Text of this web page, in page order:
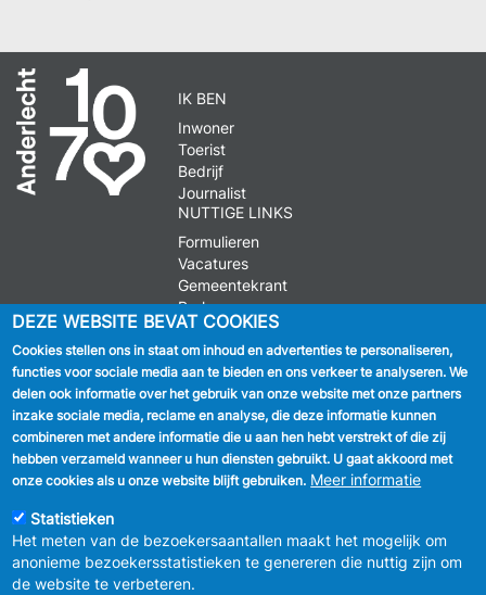
IK BEN
Inwoner
Toerist
Bedrijf
Journalist
NUTTIGE LINKS
Formulieren
Vacatures
Gemeentekrant
Parkeren
VOLG ONS
Facebook
Linkedin
Instagram
DEZE WEBSITE BEVAT COOKIES
Cookies stellen ons in staat om inhoud en advertenties te personaliseren,
functies voor sociale media aan te bieden en ons verkeer te analyseren. We
delen ook informatie over het gebruik van onze website met onze partners
inzake sociale media, reclame en analyse, die deze informatie kunnen
combineren met andere informatie die u aan hen hebt verstrekt of die zij
hebben verzameld wanneer u hun diensten gebruikt. U gaat akkoord met
onze cookies als u onze website blijft gebruiken. Meer informatie
Statistieken
Het meten van de bezoekersaantallen maakt het mogelijk om
anonieme bezoekersstatistieken te genereren die nuttig zijn om
de website te verbeteren.